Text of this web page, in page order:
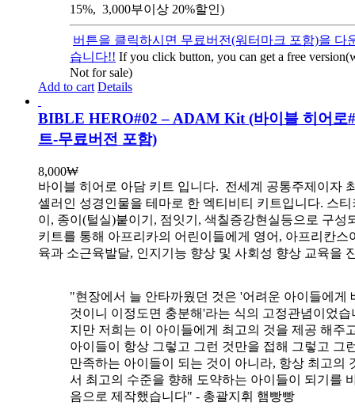
15%, 3,000부이상 20%할인)
버튼을 클릭하시면 무료버전(워터마크 포함)을 다
습니다!! If you click button, you can get a free
Not for sale)
Add to cart Details
BIBLE HERO#02 – ADAM Kit (바이블 히어로
트-무료버전 포함)
8,000₩
바이블 히어로 아담 키트 입니다. 전세계 공통주제이자
셀러인 성경인물을 테마로 한 엑티비티 키트입니다. 스
이, 종이(털실)붙이기, 점잇기, 색칠증강현실등으로 구성
키트를 통해 아프리카의 어린이들에게 영어, 아프리칸스
육과 소근육발달, 인지기능 향상 및 사회성 향상 교육을
"현장에서 늘 안타까웠던 것은 '어려운 아이들에게
것이니 이정도면 충분해'라는 식의 고정관념이었습
지만 저희는 이 아이들에게 최고의 것을 제공 해주
아이들이 항상 그렇고 그런 것만을 접해 그렇고 그
만족하는 아이들이 되는 것이 아니라, 항상 최고의
서 최고의 수준을 향해 도약하는 아이들이 되기를
음으로 제작했습니다" - 총괄지휘 햄빵빵